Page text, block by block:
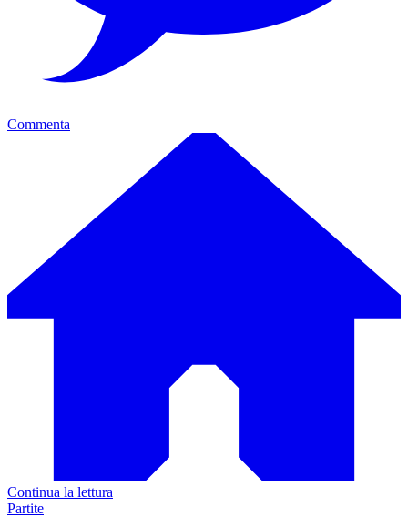
Commenta
Continua la lettura
Partite